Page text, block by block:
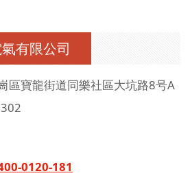
有限公司
區寶龍街道同樂社區大坑路8号A
0120-181